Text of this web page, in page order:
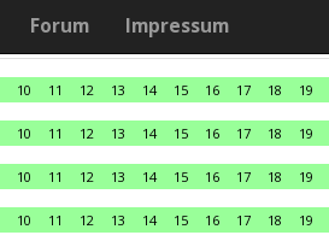
Forum Impressum
10 11 12 13 14 15 16 17 18 19
10 11 12 13 14 15 16 17 18 19
10 11 12 13 14 15 16 17 18 19
10 11 12 13 14 15 16 17 18 19